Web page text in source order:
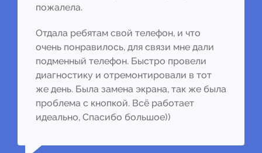
пожалела.
Отдала ребятам свой телефон, и что
очень понравилось, для связи мне дали
подменный телефон. Быстро провели
диагностику и отремонтировали в тот
же день. Была замена экрана, так же была
проблема с кнопкой. Всё работает
идеально, Спасибо большое))